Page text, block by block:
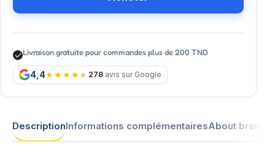
Livraison gratuite pour commandes plus de 200 TND
4,4 278 avis sur Google
DescriptionInformations complémentairesAbout brand